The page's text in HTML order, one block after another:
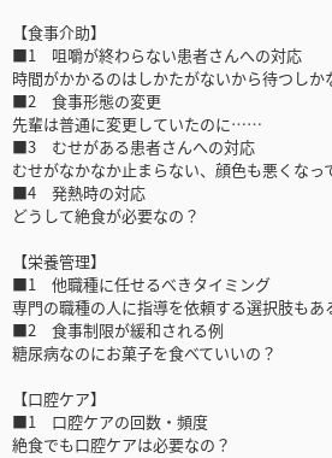
【食事介助】
■1 咀嚼が終わらない患者さんへの対応
時間がかかるのはしかたがないから待つしか
■2 食事形態の変更
先輩は普通に変更していたのに……
■3 むせがある患者さんへの対応
むせがなかなか止まらない、顔色も悪くな
■4 発熱時の対応
どうして絶食が必要なの？
【栄養管理】
■1 他職種に任せるべきタイミング
専門の職種の人に指導を依頼する選択肢もあ
■2 食事制限が緩和される例
糖尿病なのにお菓子を食べていいの？
【口腔ケア】
■1 口腔ケアの回数・頻度
絶食でも口腔ケアは必要なの？